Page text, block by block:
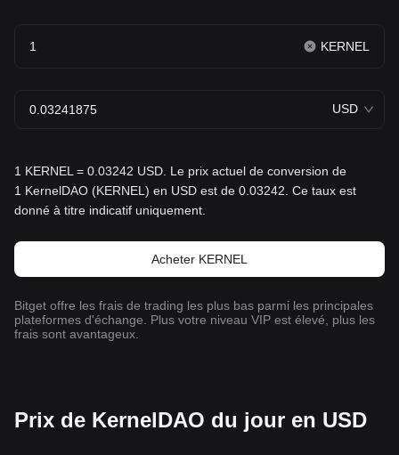
KERNEL
USD
1 KERNEL = 0.03242 USD. Le prix actuel de conversion de
1 KernelDAO (KERNEL) en USD est de 0.03242. Ce taux est
donné à titre indicatif uniquement.
Acheter KERNEL
Bitget offre les frais de trading les plus bas parmi les principales
plateformes d'échange. Plus votre niveau VIP est élevé, plus les
frais sont avantageux.
Prix de KernelDAO du jour en USD